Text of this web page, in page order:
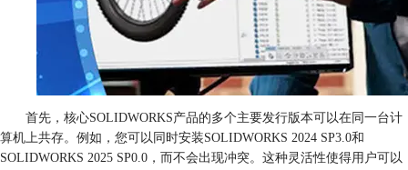
首先，核心SOLIDWORKS产品的多个主要发行版本可以在同一台计
算机上共存。例如，您可以同时安装SOLIDWORKS 2024 SP3.0和
SOLIDWORKS 2025 SP0.0，而不会出现冲突。这种灵活性使得用户可以